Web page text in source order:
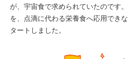
が、宇宙食で求められていたのです
を、点滴に代わる栄養食へ応用でき
タートしました。